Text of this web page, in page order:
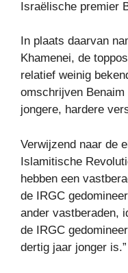
Israëlische premier
In plaats daarvan
Khamenei, de
relatief weinig
omschrijven
jongere, hardere
Verwijzend naar de
Islamitische
hebben een
de IRGC
ander vastberaden,
de IRGC
dertig jaar jonger is.”